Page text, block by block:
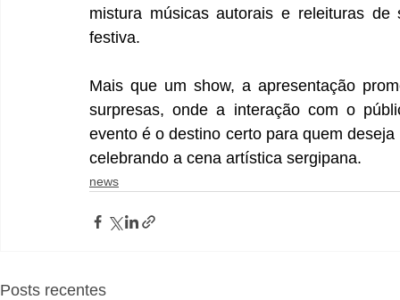
mistura músicas autorais e releituras
festiva.
Mais que um show, a apresentação
surpresas, onde a interação com o
evento é o destino certo para quem
celebrando a cena artística sergipana.
news
Posts recentes